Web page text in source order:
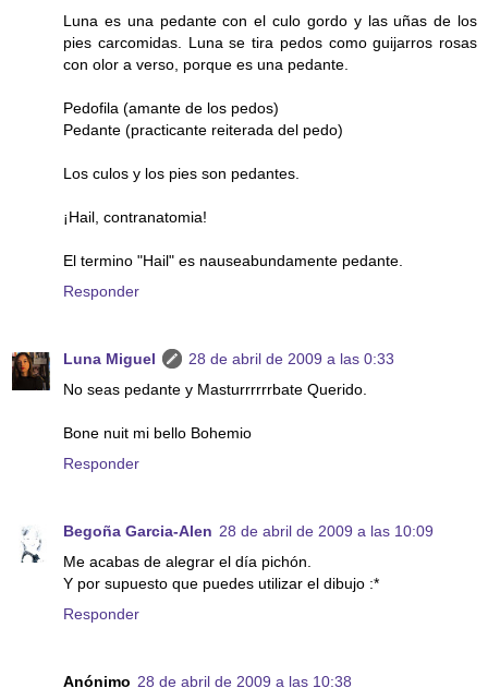
Luna es una pedante con el culo gordo y las uñas de los
pies carcomidas. Luna se tira pedos como guijarros rosas
con olor a verso, porque es una pedante.
Pedofila (amante de los pedos)
Pedante (practicante reiterada del pedo)
Los culos y los pies son pedantes.
¡Hail, contranatomia!
El termino "Hail" es nauseabundamente pedante.
Responder
Luna Miguel
28 de abril de 2009 a las 0:33
No seas pedante y Masturrrrrrbate Querido.
Bone nuit mi bello Bohemio
Responder
Begoña Garcia-Alen 28 de abril de 2009 a las 10:09
Me acabas de alegrar el día pichón.
Y por supuesto que puedes utilizar el dibujo :*
Responder
Anónimo 28 de abril de 2009 a las 10:38